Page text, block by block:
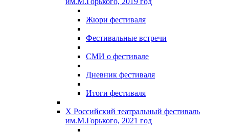
Жюри фестиваля
Фестивальные встречи
СМИ о фестивале
Дневник фестиваля
Итоги фестиваля
X Российский театральный фестиваль
им.М.Горького, 2021 год